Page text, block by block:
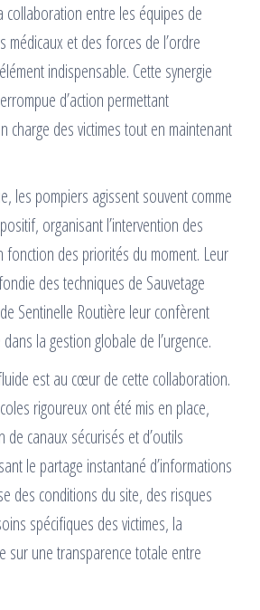
collaboration entre les équipes de
médicaux et des forces de l’ordre
indispensable. Cette synergie
d’action permettant
charge des victimes tout en maintenant
les pompiers agissent souvent comme
organisant l’intervention des
fonction des priorités du moment. Leur
des techniques de Sauvetage
Sentinelle Routière leur confèrent
la gestion globale de l’urgence.
est au cœur de cette collaboration.
rigoureux ont été mis en place,
de canaux sécurisés et d’outils
le partage instantané d’informations
des conditions du site, des risques
spécifiques des victimes, la
sur une transparence totale entre